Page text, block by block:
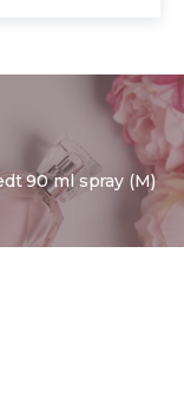
90 ml spray (M)